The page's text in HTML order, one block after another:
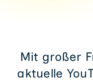
Mit großer
aktuelle